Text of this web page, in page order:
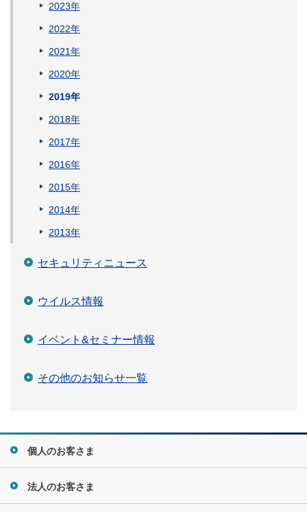
2023年
2022年
2021年
2020年
2019年
2018年
2017年
2016年
2015年
2014年
2013年
セキュリティニュース
ウイルス情報
イベント&セミナー情報
その他のお知らせ一覧
個人のお客さま
法人のお客さま